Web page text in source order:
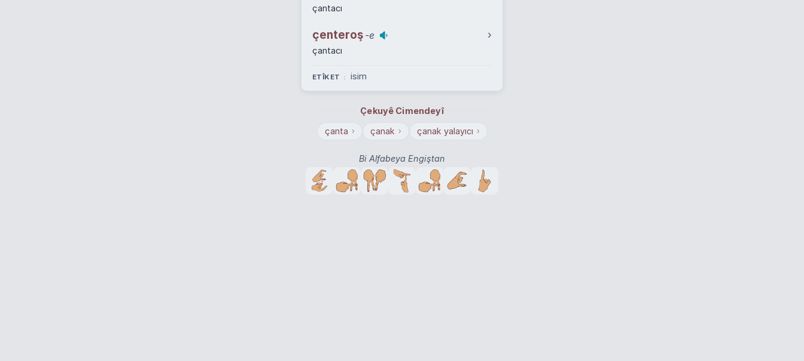
çantacı
çenteroş -e ›
çantacı
ETÎKET isim
Çekuyê Cimendeyî
çanta › çanak › çanak yalayıcı ›
Bi Alfabeya Engiştan